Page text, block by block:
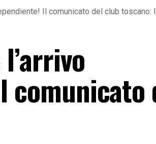
Il comunicato del club toscano: